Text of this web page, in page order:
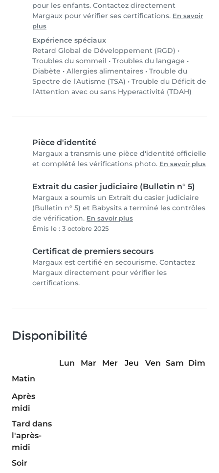
pour les enfants. Contactez directement
Margaux pour vérifier ses certifications. En savoir
plus
Expérience spéciaux
Retard Global de Développement (RGD) •
Troubles du sommeil • Troubles du langage •
Diabète • Allergies alimentaires • Trouble du
Spectre de l'Autisme (TSA) • Trouble du Déficit de
l'Attention avec ou sans Hyperactivité (TDAH)
Pièce d'identité
Margaux a transmis une pièce d'identité officielle
et complété les vérifications photo. En savoir plus
Extrait du casier judiciaire (Bulletin n° 5)
Margaux a soumis un Extrait du casier judiciaire
(Bulletin n° 5) et Babysits a terminé les contrôles
de vérification. En savoir plus
Émis le : 3 octobre 2025
Certificat de premiers secours
Margaux est certifié en secourisme. Contactez
Margaux directement pour vérifier les
certifications.
Disponibilité
Lun Mar Mer Jeu Ven Sam Dim
Matin
Après
midi
Tard dans
l'après-
midi
Soir